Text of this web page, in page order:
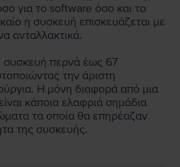
για το software όσο και το
η συσκευή επισκευάζεται με
ανταλλακτικά.
συσκευή περνά έως 67
την άριστη
Η μόνη διαφορά από μια
κάποια ελαφριά σημάδια
τα οποία θα επηρέαζαν
της συσκευής.